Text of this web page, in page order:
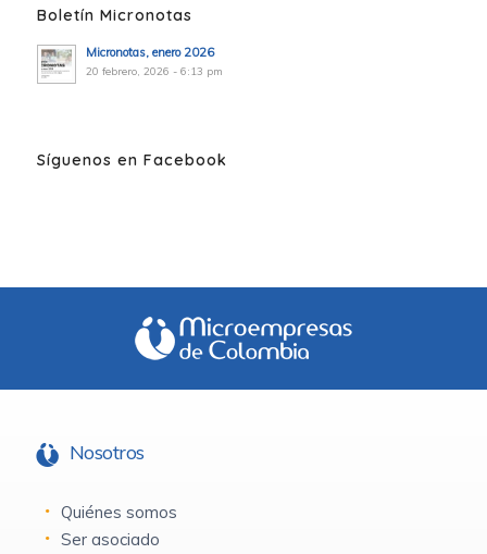
Boletín Micronotas
Micronotas, enero 2026
20 febrero, 2026 - 6:13 pm
Síguenos en Facebook
Nosotros
Quiénes somos
Ser asociado